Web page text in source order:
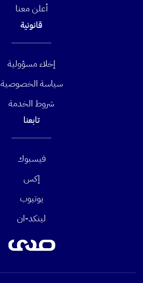
أعلن معنا
قانونية
إخلاء مسؤولية
سياسة الخصوصية
شروط الخدمة
تابعنا
فيسبوك
إكس
يوتيوب
لينكد-ان